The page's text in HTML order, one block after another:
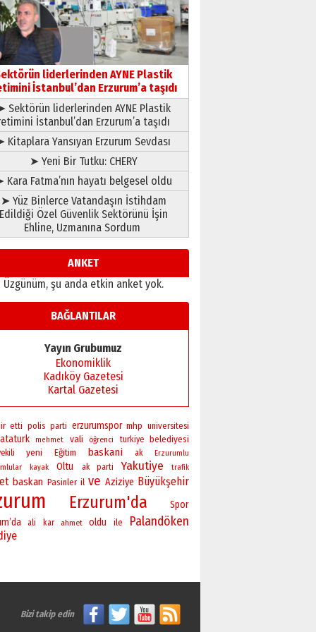
13 Mayıs 2026 Çarşamba
Esat BİNDESEN
Başkan Sekmen’den Erzurum’a
bir vizyon proje daha!
02 Ağustos 2026 Pazar
liderlerinden AYNE Plastik
İstanbul’dan Erzurum’a taşıdı
Sektörün liderlerinden AYNE Plastik
İstanbul’dan Erzurum’a taşıdı
Kitaplara Yansıyan Erzurum Sevdası
➤ Yeni Bir Tutku: CHERY
Kara Fatma’nın hayatı belgesel oldu
➤ Yüz Binlerce Vatandaşın İstihdam
Edildiği Özel Güvenlik Sektörünü İşin
Ehline, Uzmanına Sordum
ANKET
Üzgünüm, şu anda etkin anket yok.
BAĞLANTILAR
Yayın Grubumuz
Ekonomiklik
Kadıköy Gazetesi
Kartal Gazetesi
etti polis parti erzurumspor mhp universitesi
ataturk mehmet vali öğrenci turkiye belediyesi
yeni Eğitim baskani ak Erzurumlu
kayak Oltu ak parti Yakutiye trafik
baskan Pasinler il ve Aziziye Büyükşehir
Erzurum'da
Spor
ali kar ahmet oldu ile Palandöken
Bizi takip edin